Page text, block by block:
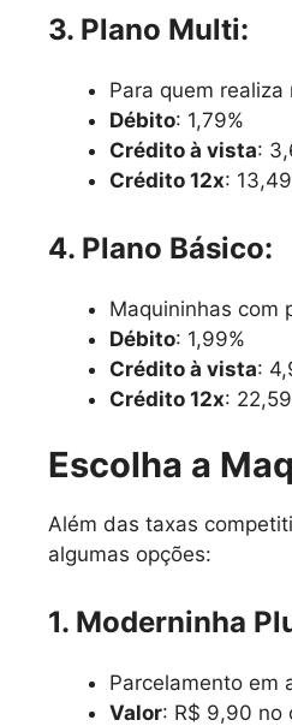
3. Plano Multi:
Para quem
Débito: 1,79%
Crédito à vista:
Crédito 12x:
4. Plano Básico:
Maquininhas com
Débito: 1,99%
Crédito à vista:
Crédito 12x:
Escolha a
Além das taxas
algumas opções:
1. Moderninha
Parcelamento em
Valor: R$ 9,90 no